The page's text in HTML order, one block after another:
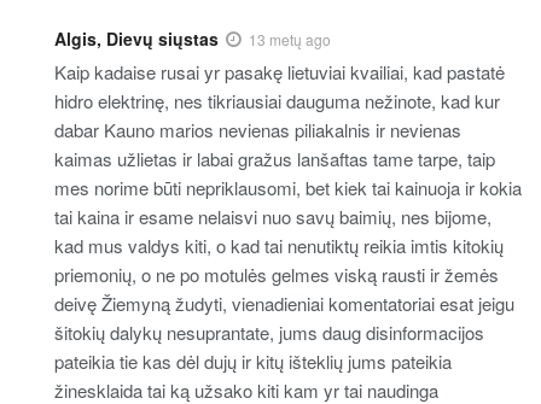
Algis, Dievų siųstas 13 metų ago
Kaip kadaise rusai yr pasakę lietuviai kvailiai, kad pastatė
hidro elektrinę, nes tikriausiai dauguma nežinote, kad kur
dabar Kauno marios nevienas piliakalnis ir nevienas
kaimas užlietas ir labai gražus lanšaftas tame tarpe, taip
mes norime būti nepriklausomi, bet kiek tai kainuoja ir kokia
tai kaina ir esame nelaisvi nuo savų baimių, nes bijome,
kad mus valdys kiti, o kad tai nenutiktų reikia imtis kitokių
priemonių, o ne po motulės gelmes viską rausti ir žemės
deivę Žiemyną žudyti, vienadieniai komentatoriai esat jeigu
šitokių dalykų nesuprantate, jums daug disinformacijos
pateikia tie kas dėl dujų ir kitų išteklių jums pateikia
žinesklaida tai ką užsako kiti kam yr tai naudinga